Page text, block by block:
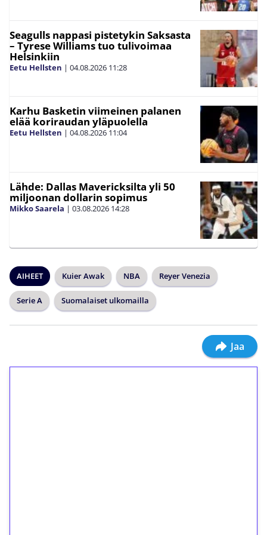
Seagulls nappasi pistetykin Saksasta
– Tyrese Williams tuo tulivoimaa
Helsinkiin
Eetu Hellsten | 04.08.2026 11:28
Karhu Basketin viimeinen palanen
elää koriraudan yläpuolella
Eetu Hellsten | 04.08.2026 11:04
Lähde: Dallas Mavericksilta yli 50
miljoonan dollarin sopimus
Mikko Saarela | 03.08.2026 14:28
AIHEET Kuier Awak NBA Reyer Venezia
Serie A Suomalaiset ulkomailla
Jaa